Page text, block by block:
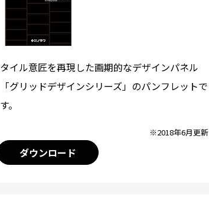
タイル意匠を再現した画期的なデザインパネル
「グリッドデザインシリーズ」のパンフレットで
す。
※2018年6月更新
ダウンロード